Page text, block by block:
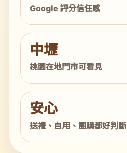
Google 評分信任感
中壢
桃園在地門市可看見
安心
送禮、自用、團購都好判斷